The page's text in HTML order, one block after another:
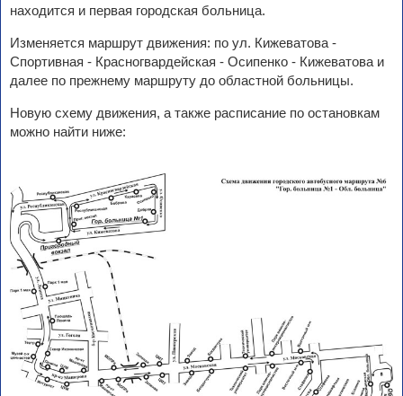
находится и первая городская больница.
Изменяется маршрут движения: по ул. Кижеватова -
Спортивная - Красногвардейская - Осипенко - Кижеватова и
далее по прежнему маршруту до областной больницы.
Новую схему движения, а также расписание по остановкам
можно найти ниже: